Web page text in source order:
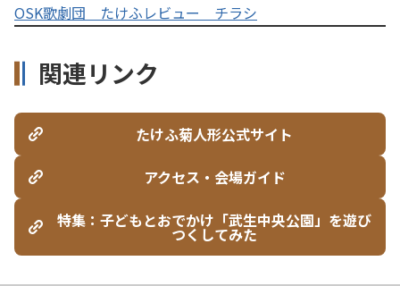
OSK歌劇団 たけふレビュー チラシ
関連リンク
たけふ菊人形公式サイト
アクセス・会場ガイド
特集：子どもとおでかけ「武生中央公園」を遊び
つくしてみた